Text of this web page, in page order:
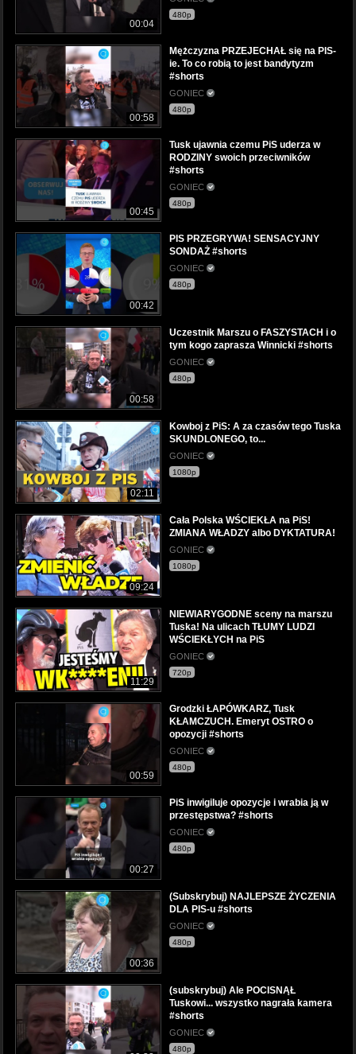
00:04
480p
00:58
Mężczyzna PRZEJECHAŁ się na PIS-
ie. To co robią to jest bandytyzm
#shorts
GONIEC
480p
00:45
Tusk ujawnia czemu PiS uderza w
RODZINY swoich przeciwników
#shorts
GONIEC
480p
00:42
PIS PRZEGRYWA! SENSACYJNY
SONDAŻ #shorts
GONIEC
480p
00:58
Uczestnik Marszu o FASZYSTACH i o
tym kogo zaprasza Winnicki #shorts
GONIEC
480p
02:11
Kowboj z PiS: A za czasów tego Tuska
SKUNDLONEGO, to...
GONIEC
1080p
09:24
Cała Polska WŚCIEKŁA na PiS!
ZMIANA WŁADZY albo DYKTATURA!
GONIEC
1080p
11:29
NIEWIARYGODNE sceny na marszu
Tuska! Na ulicach TŁUMY LUDZI
WŚCIEKŁYCH na PiS
GONIEC
720p
00:59
Grodzki ŁAPÓWKARZ, Tusk
KŁAMCZUCH. Emeryt OSTRO o
opozycji #shorts
GONIEC
480p
00:27
PiS inwigiluje opozycje i wrabia ją w
przestępstwa? #shorts
GONIEC
480p
00:36
(Subskrybuj) NAJLEPSZE ŻYCZENIA
DLA PIS-u #shorts
GONIEC
480p
(subskrybuj) Ale POCISNĄŁ
Tuskowi... wszystko nagrała kamera
#shorts
GONIEC
480p